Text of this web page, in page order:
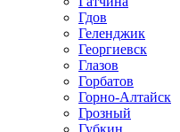
Гдов
Геленджик
Георгиевск
Глазов
Горбатов
Горно-Алтайск
Грозный
Губкин